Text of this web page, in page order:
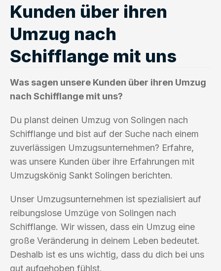
Kunden über ihren
Umzug nach
Schifflange mit uns
Was sagen unsere Kunden über ihren Umzug
nach Schifflange mit uns?
Du planst deinen Umzug von Solingen nach
Schifflange und bist auf der Suche nach einem
zuverlässigen Umzugsunternehmen? Erfahre,
was unsere Kunden über ihre Erfahrungen mit
Umzugskönig Sankt Solingen berichten.
Unser Umzugsunternehmen ist spezialisiert auf
reibungslose Umzüge von Solingen nach
Schifflange. Wir wissen, dass ein Umzug eine
große Veränderung in deinem Leben bedeutet.
Deshalb ist es uns wichtig, dass du dich bei uns
gut aufgehoben fühlst.